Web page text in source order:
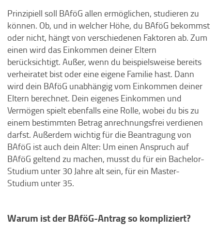
Prinzipiell soll BAföG allen ermöglichen, studieren zu
können. Ob, und in welcher Höhe, du BAföG bekommst
oder nicht, hängt von verschiedenen Faktoren ab. Zum
einen wird das Einkommen deiner Eltern
berücksichtigt. Außer, wenn du beispielsweise bereits
verheiratet bist oder eine eigene Familie hast. Dann
wird dein BAföG unabhängig vom Einkommen deiner
Eltern berechnet. Dein eigenes Einkommen und
Vermögen spielt ebenfalls eine Rolle, wobei du bis zu
einem bestimmten Betrag anrechnungsfrei verdienen
darfst. Außerdem wichtig für die Beantragung von
BAföG ist auch dein Alter: Um einen Anspruch auf
BAföG geltend zu machen, musst du für ein Bachelor-
Studium unter 30 Jahre alt sein, für ein Master-
Studium unter 35.
Warum ist der BAföG-Antrag so kompliziert?